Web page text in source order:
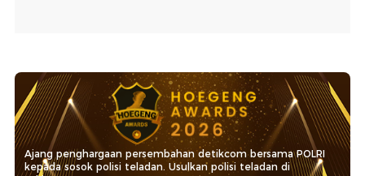
Ajang penghargaan persembahan detikcom bersama POLRI
kepada sosok polisi teladan. Usulkan polisi teladan di